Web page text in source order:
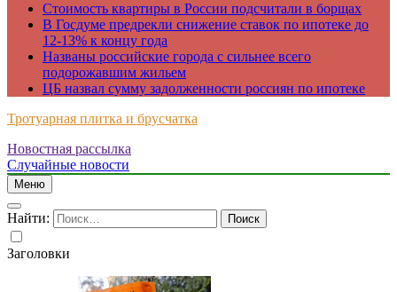
Стоимость квартиры в России подсчитали в борщах
В Госдуме предрекли снижение ставок по ипотеке до
12-13% к концу года
Названы российские города с сильнее всего
подорожавшим жильем
ЦБ назвал сумму задолженности россиян по ипотеке
Тротуарная плитка и брусчатка
Just another WordPress site
Новостная рассылка
Случайные новости
Меню
Найти:
Заголовки